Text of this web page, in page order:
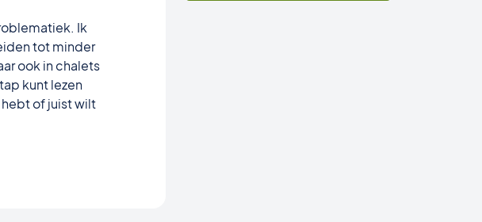
Ik
tot minder
ook in chalets
kunt lezen
hebt of juist wilt